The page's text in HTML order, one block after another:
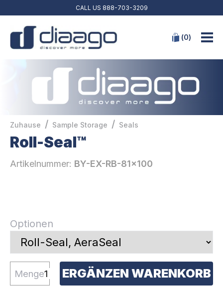
CALL US 888-703-3209
(0)
Zuhause / Sample Storage / Seals
Roll-Seal™
Artikelnummer: BY-EX-RB-81x100
Optionen
Menge ERGÄNZEN WARENKORB